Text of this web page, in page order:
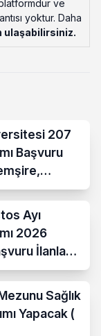
ve
yoktur. Daha
ulaşabilirsiniz.
207
Başvuru
)
Ayı
2026
İlanları
Sağlık
Yapacak (